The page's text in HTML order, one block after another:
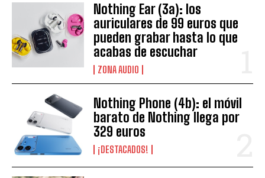
Nothing Ear (3a): los
auriculares de 99 euros que
pueden grabar hasta lo que
acabas de escuchar
ZONA AUDIO
Nothing Phone (4b): el móvil
barato de Nothing llega por
329 euros
¡DESTACADOS!